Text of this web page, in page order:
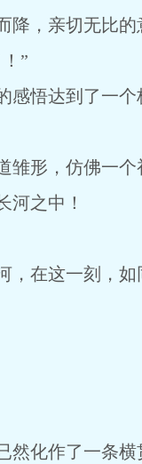
，亲切无比的
”
感悟达到了一
雏形，仿佛一
河之中！
，在这一刻，
化作了一条